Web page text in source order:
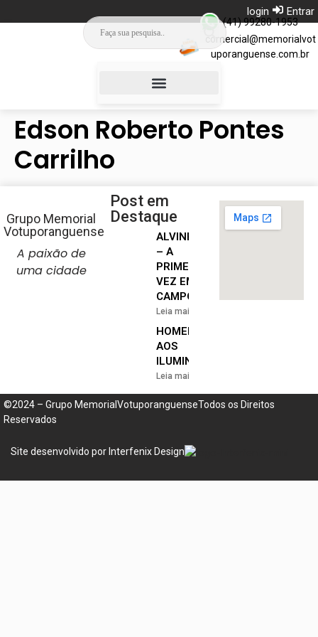
login Entrar
(41) 99280-1953
comercial@memorialvot
uporanguense.com.br
Edson Roberto Pontes
Carrilho
Grupo Memorial
Votuporanguense
A paixão de
uma cidade
Post em
Destaque
ALVINEGRA
– A
PRIMEIRA
VEZ EM
CAMPO
Leia mais »
HOMENAGEM
AOS
ILUMINADOS
Leia mais »
©2024 – Grupo MemorialVotuporanguenseTodos os Direitos
Reservados
Site desenvolvido por Interfenix Design